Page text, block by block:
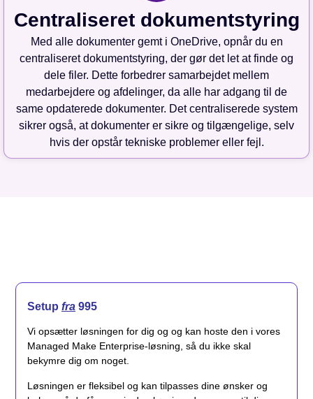
Centraliseret dokumentstyring
Med alle dokumenter gemt i OneDrive, opnår du en
centraliseret dokumentstyring, der gør det let at finde og
dele filer. Dette forbedrer samarbejdet mellem
medarbejdere og afdelinger, da alle har adgang til de
same opdaterede dokumenter. Det centraliserede system
sikrer også, at dokumenter er sikre og tilgængelige, selv
hvis der opstår tekniske problemer eller fejl.
Setup fra 995
Vi opsætter løsningen for dig og og kan hoste den i vores
Managed Make Enterprise-løsning, så du ikke skal
bekymre dig om noget.
Løsningen er fleksibel og kan tilpasses dine ønsker og